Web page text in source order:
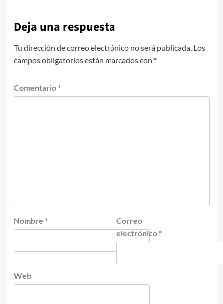
Deja una respuesta
Tu dirección de correo electrónico no será publicada. Los
campos obligatorios están marcados con *
Comentario *
Nombre *
Correo
electrónico *
Web